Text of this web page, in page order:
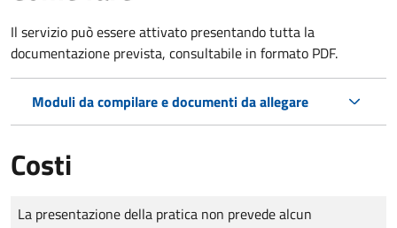
Il servizio può essere attivato presentando tutta la
documentazione prevista, consultabile in formato PDF.
Moduli da compilare e documenti da allegare
Costi
Tipo di pagamento
Importo
La presentazione della pratica non prevede alcun